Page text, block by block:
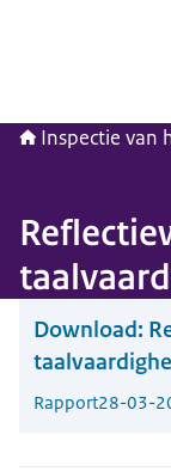
Inspectie van
Download:
Rapport28-03-